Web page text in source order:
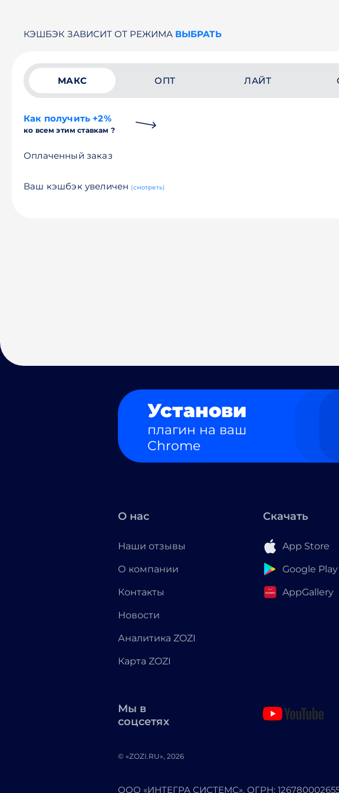
КЭШБЭК ЗАВИСИТ ОТ РЕЖИМА ВЫБРАТЬ
МАКС ОПТ ЛАЙТ
Как получить +2%
ко всем этим ставкам ?
Оплаченный заказ
Ваш кэшбэк увеличен (смотреть)
Установи
плагин на ваш
Chrome
О нас
Наши отзывы
О компании
Контакты
Новости
Аналитика ZOZI
Карта ZOZI
Скачать
App Store
Google Play
AppGallery
Мы в
соцсетях
© «ZOZI.RU», 2026
ООО «ИНТЕГРА СИСТЕМС». ОГРН: